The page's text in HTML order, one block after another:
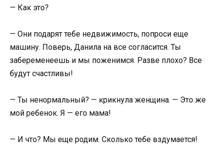
— Как это?
— Они подарят тебе недвижимость, попроси еще
машину. Поверь, Данила на все согласится. Ты
забеременеешь и мы поженимся. Разве плохо? Все
будут счастливы!
— Ты ненормальный? — крикнула женщина. — Это же
мой ребенок. Я — его мама!
— И что? Мы еще родим. Сколько тебе вздумается!